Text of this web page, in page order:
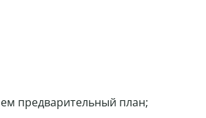
предварительный план;